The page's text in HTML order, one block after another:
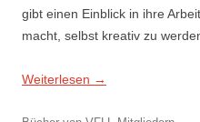
gibt einen Einblick in ihre
macht, selbst kreativ zu
Weiterlesen →